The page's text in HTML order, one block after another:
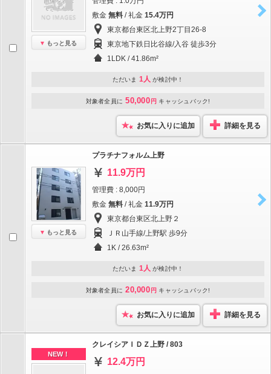
もっと見る
敷金 無料 / 礼金 15.4万円
東京都台東区北上野2丁目26-8
東京地下鉄日比谷線/入谷 徒歩3分
1LDK / 41.86m²
ただいま 1人 が検討中！
対象者全員に 50,000 円 キャッシュバック!
お気に入りに追加 詳細を見る
もっと見る
プラチナフォルム上野
11.9万円
管理費 : 8,000円
敷金 無料 / 礼金 11.9万円
東京都台東区北上野２
ＪＲ山手線/上野駅 歩9分
1K / 26.63m²
ただいま 1人 が検討中！
対象者全員に 20,000 円 キャッシュバック!
お気に入りに追加 詳細を見る
NEW！
クレイシアＩＤＺ上野 / 803
12.4万円